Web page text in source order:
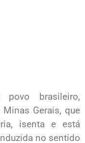
brasileiro,
Gerais, que
isenta e está
no sentido